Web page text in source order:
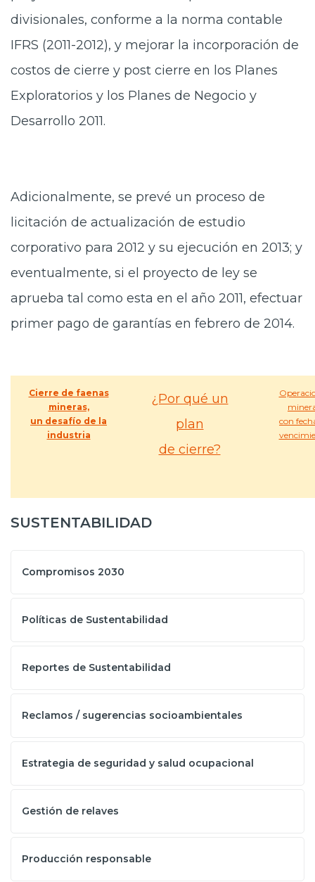
divisionales, conforme a la norma contable
IFRS (2011-2012), y mejorar la incorporación de
costos de cierre y post cierre en los Planes
Exploratorios y los Planes de Negocio y
Desarrollo 2011.
Adicionalmente, se prevé un proceso de
licitación de actualización de estudio
corporativo para 2012 y su ejecución en 2013; y
eventualmente, si el proyecto de ley se
aprueba tal como esta en el año 2011, efectuar
primer pago de garantías en febrero de 2014.
Cierre de faenas
mineras,
un desafío de la
industria
¿Por qué un
plan
de cierre?
con
SUSTENTABILIDAD
Compromisos 2030
Políticas de Sustentabilidad
Reportes de Sustentabilidad
Reclamos / sugerencias socioambientales
Estrategia de seguridad y salud ocupacional
Gestión de relaves
Producción responsable